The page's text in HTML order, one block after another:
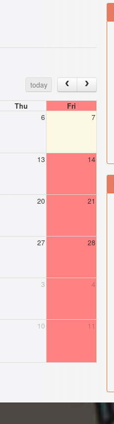
today
Thu
Fri
6 7
13 14
20 21
27 28
3 4
10 11